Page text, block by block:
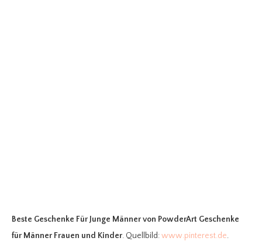
Beste Geschenke Für Junge Männervon PowderArt Geschenke
für Männer Frauen und Kinder. Quellbild:www.pinterest.de.